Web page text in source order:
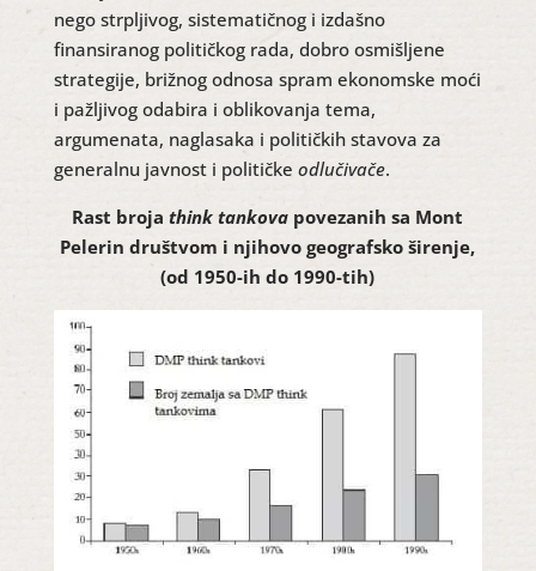
nego strpljivog, sistematičnog i izdašno
finansiranog političkog rada, dobro osmišljene
strategije, brižnog odnosa spram ekonomske moći
i pažljivog odabira i oblikovanja tema,
argumenata, naglasaka i političkih stavova za
generalnu javnost i političke odlučivače.
Rast brojathink tankova povezanih sa Mont
Pelerin društvom i njihovo geografsko širenje,
(od 1950-ih do 1990-tih)